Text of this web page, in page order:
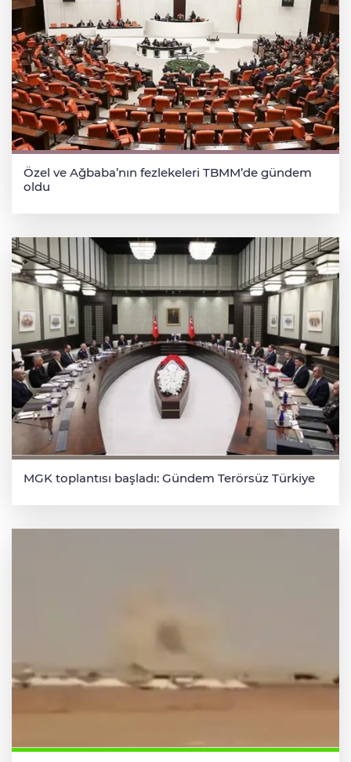
Özel ve Ağbaba’nın fezlekeleri TBMM’de gündem
oldu
MGK toplantısı başladı: Gündem Terörsüz Türkiye